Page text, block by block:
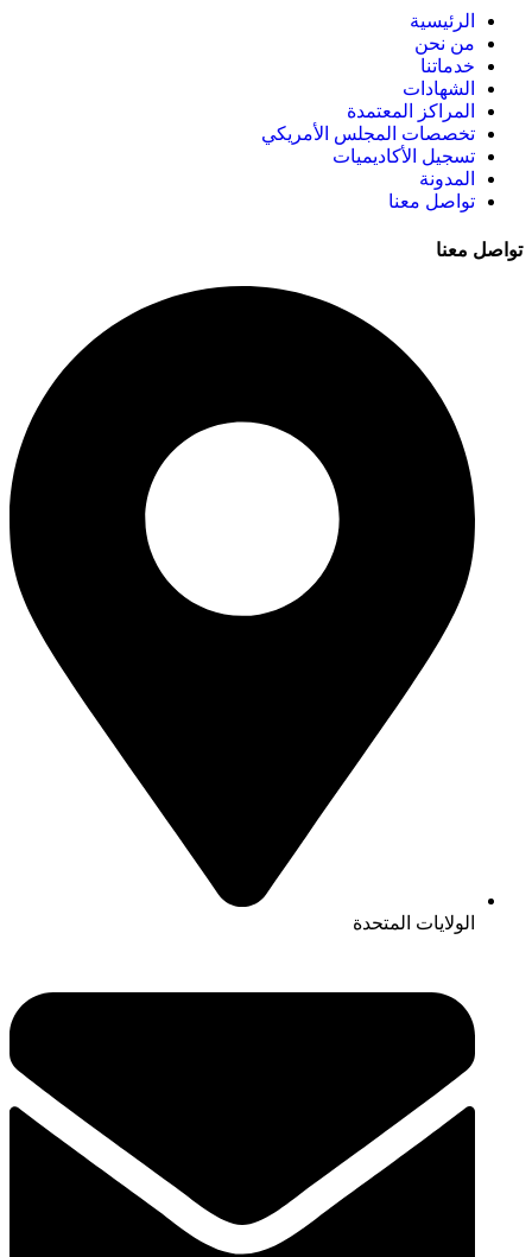
الرئيسية
من نحن
خدماتنا
الشهادات
المراكز المعتمدة
تخصصات المجلس الأمريكي
تسجيل الأكاديميات
المدونة
تواصل معنا
تواصل معنا
الولايات المتحدة